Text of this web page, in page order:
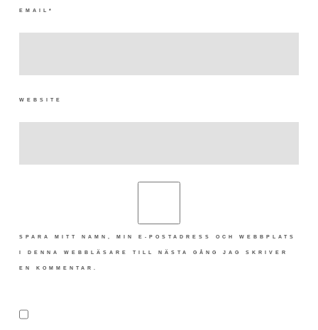
EMAIL *
WEBSITE
SPARA MITT NAMN, MIN E-POSTADRESS OCH WEBBPLATS
I DENNA WEBBLÄSARE TILL NÄSTA GÅNG JAG SKRIVER
EN KOMMENTAR.